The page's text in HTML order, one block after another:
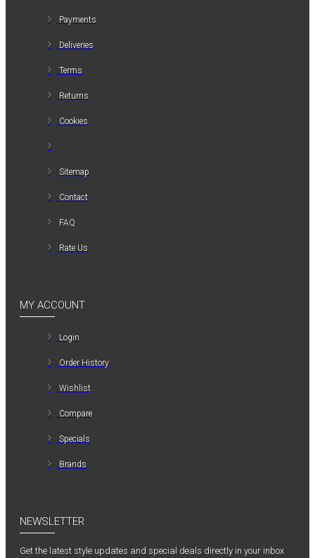
Payments
Deliveries
Terms
Returns
Cookies
Sitemap
Contact
FAQ
Rate Us
MY ACCOUNT
Login
Order History
Wishlist
Compare
Specials
Brands
NEWSLETTER
Get the latest style updates and special deals directly in your inbox